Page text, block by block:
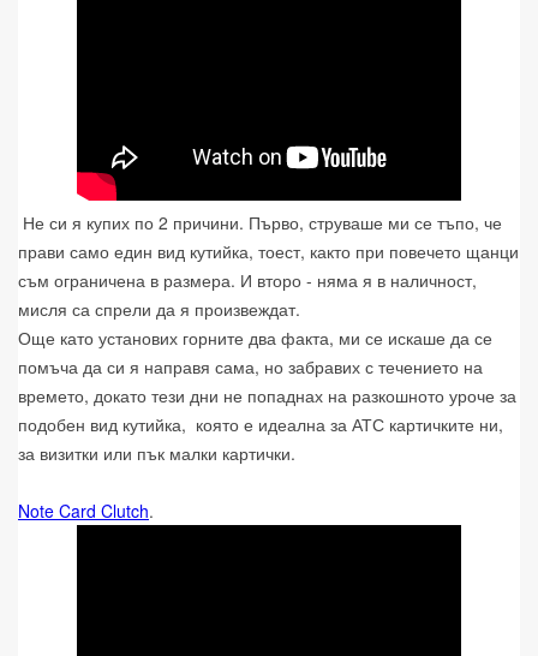
Не си я купих по 2 причини. Първо, струваше ми се тъпо, че
прави само един вид кутийка, тоест, както при повечето щанци
съм ограничена в размера. И второ - няма я в наличност,
мисля са спрели да я произвеждат.
Още като установих горните два факта, ми се искаше да се
помъча да си я направя сама, но забравих с течението на
времето, докато тези дни не попаднах на разкошното уроче за
подобен вид кутийка, която е идеална за АТС картичките ни,
за визитки или пък малки картички.
Note Card Clutch.